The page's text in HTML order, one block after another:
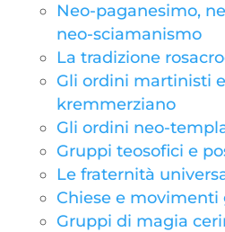
Neo-paganesimo,
neo-sciamanismo
La tradizione
Gli ordini martinisti
kremmerziano
Gli ordini neo-
Gruppi teosofici e
Le fraternità
Chiese e movimenti
Gruppi di magia